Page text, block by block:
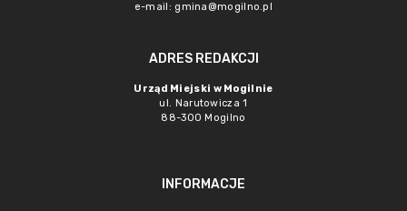
e-mail: gmina@mogilno.pl
ADRES REDAKCJI
Urząd Miejski w Mogilnie
ul. Narutowicza 1
88-300 Mogilno
INFORMACJE